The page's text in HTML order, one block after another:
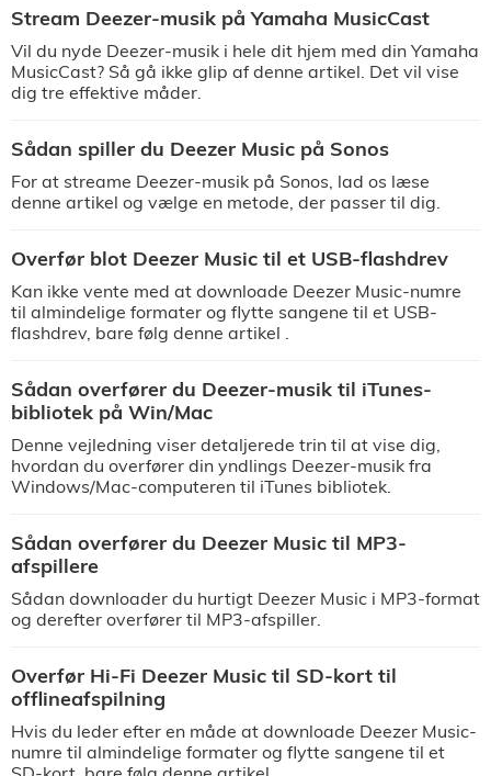
Stream Deezer-musik på Yamaha MusicCast
Vil du nyde Deezer-musik i hele dit hjem med din Yamaha
MusicCast? Så gå ikke glip af denne artikel. Det vil vise
dig tre effektive måder.
Sådan spiller du Deezer Music på Sonos
For at streame Deezer-musik på Sonos, lad os læse
denne artikel og vælge en metode, der passer til dig.
Overfør blot Deezer Music til et USB-flashdrev
Kan ikke vente med at downloade Deezer Music-numre
til almindelige formater og flytte sangene til et USB-
flashdrev, bare følg denne artikel .
Sådan overfører du Deezer-musik til iTunes-
bibliotek på Win/Mac
Denne vejledning viser detaljerede trin til at vise dig,
hvordan du overfører din yndlings Deezer-musik fra
Windows/Mac-computeren til iTunes bibliotek.
Sådan overfører du Deezer Music til MP3-
afspillere
Sådan downloader du hurtigt Deezer Music i MP3-format
og derefter overfører til MP3-afspiller.
Overfør Hi-Fi Deezer Music til SD-kort til
offlineafspilning
Hvis du leder efter en måde at downloade Deezer Music-
numre til almindelige formater og flytte sangene til et